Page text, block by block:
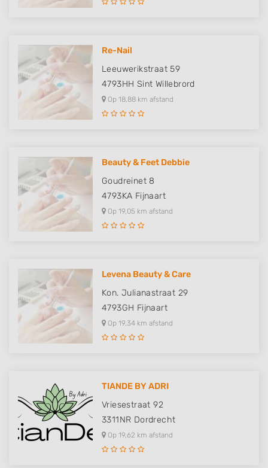
Re-Nail
Leeuwerikstraat 59
4793HH Sint Willebrord
Op 18,88 km afstand
Beauty & Feet Debbie
Goudreinet 8
4793KA Fijnaart
Op 19,05 km afstand
Levena Beauty & Care
Kon. Julianastraat 29
4793GH Fijnaart
Op 19,34 km afstand
TIANDE BY ADRI
Vriesestraat 92
3311NR Dordrecht
Op 19,62 km afstand